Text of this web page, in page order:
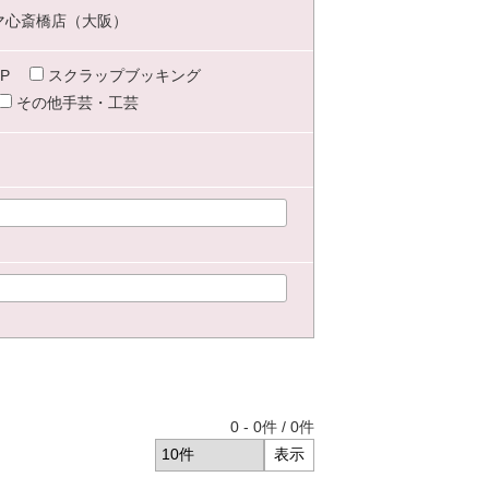
斎橋店（大阪）
スクラップブッキング
その他手芸・工芸
0 - 0件 / 0件